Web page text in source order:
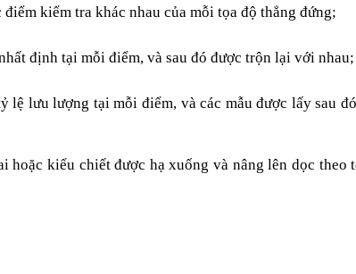
kiểm tra khác nhau của mỗi tọa độ thẳng đứng;
định tại mỗi điểm, và sau đó được trộn lại với nhau;
lưu lượng tại mỗi điểm, và các mẫu được lấy sau
kiểu chiết được hạ xuống và nâng lên dọc theo